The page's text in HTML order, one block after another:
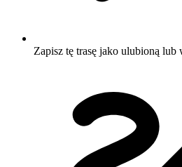
Zapisz tę trasę jako ulubioną lub